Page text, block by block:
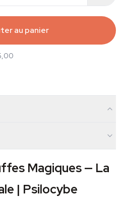
au panier
Magiques — La
| Psilocybe